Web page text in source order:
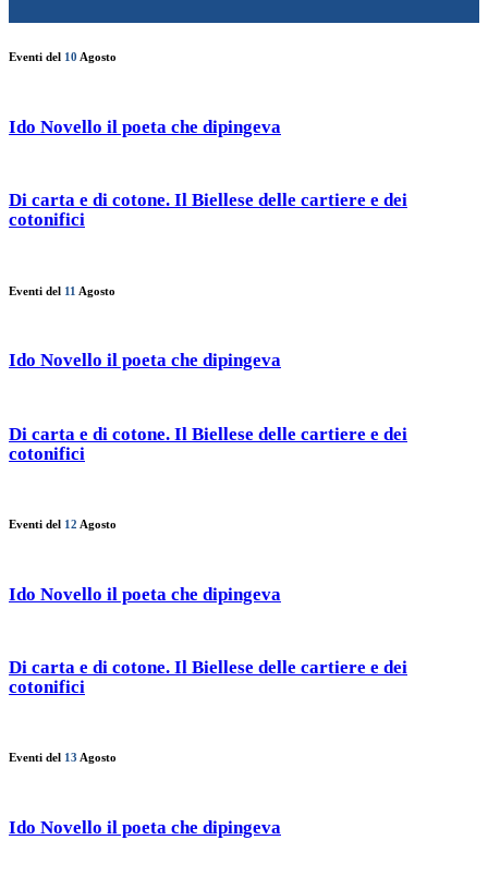
Eventi del 10 Agosto
Ido Novello il poeta che dipingeva
Di carta e di cotone. Il Biellese delle cartiere e dei
cotonifici
Eventi del 11 Agosto
Ido Novello il poeta che dipingeva
Di carta e di cotone. Il Biellese delle cartiere e dei
cotonifici
Eventi del 12 Agosto
Ido Novello il poeta che dipingeva
Di carta e di cotone. Il Biellese delle cartiere e dei
cotonifici
Eventi del 13 Agosto
Ido Novello il poeta che dipingeva